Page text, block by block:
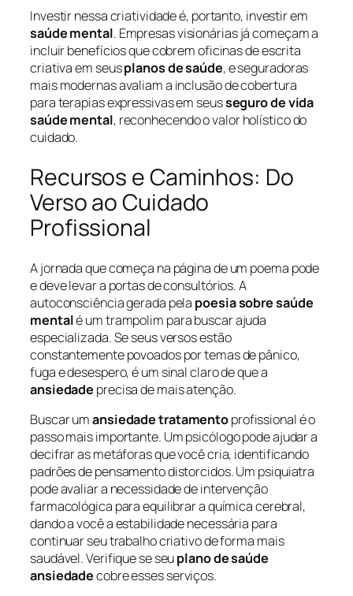
Investir nessa criatividade é, portanto, investir em
saúde mental. Empresas visionárias já começam a
incluir benefícios que cobrem oficinas de escrita
criativa em seusplanos de saúde, e seguradoras
mais modernas avaliam a inclusão de cobertura
para terapias expressivas em seusseguro de vida
saúde mental, reconhecendo o valor holístico do
cuidado.
Recursos e Caminhos: Do
Verso ao Cuidado
Profissional
A jornada que começa na página de um poema pode
e deve levar a portas de consultórios. A
autoconsciência gerada pela poesia sobre saúde
mentalé um trampolim para buscar ajuda
especializada. Se seus versos estão
constantemente povoados por temas de pânico,
fuga e desespero, é um sinal claro de que a
ansiedade precisa de mais atenção.
Buscar umansiedade tratamentoprofissional é o
passo mais importante. Um psicólogo pode ajudar a
decifrar as metáforas que você cria, identificando
padrões de pensamento distorcidos. Um psiquiatra
pode avaliar a necessidade de intervenção
farmacológica para equilibrar a química cerebral,
dando a você a estabilidade necessária para
continuar seu trabalho criativo de forma mais
saudável. Verifique se seuplano de saúde
ansiedadecobre esses serviços.